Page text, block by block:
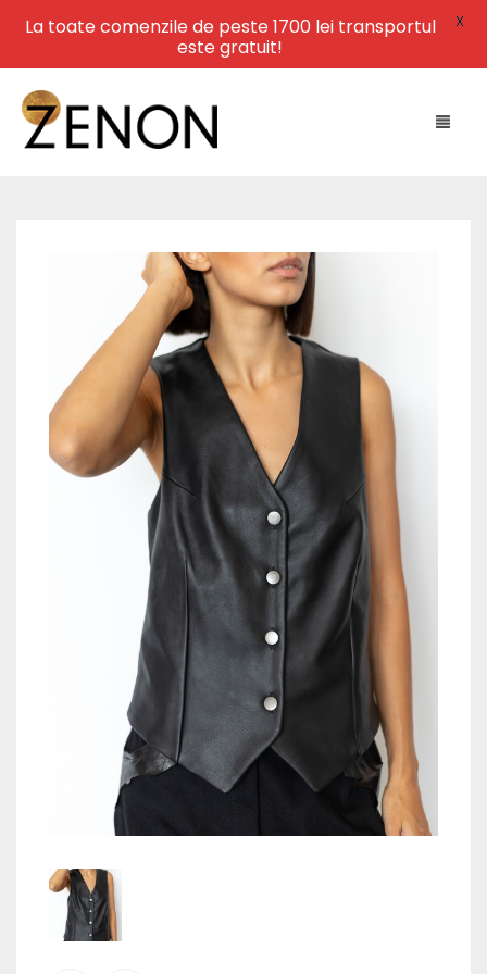
SWIMWEAR
DRESSES
SKIRTS & SHORTS
WISHLIST
La toate comenzile de peste 1700 lei transportul
este gratuit!
X